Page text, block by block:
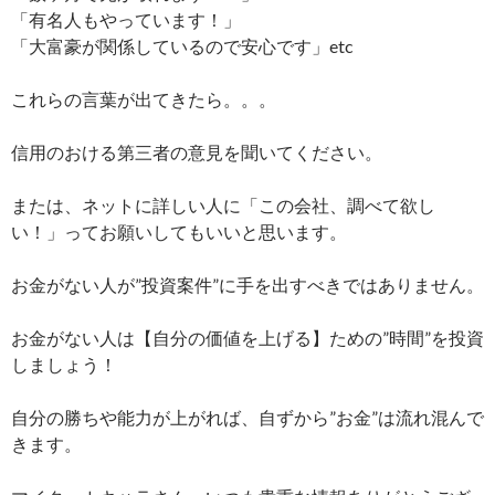
「有名人もやっています！」
「大富豪が関係しているので安心です」etc
これらの言葉が出てきたら。。。
信用のおける第三者の意見を聞いてください。
または、ネットに詳しい人に「この会社、調べて欲し
い！」ってお願いしてもいいと思います。
お金がない人が”投資案件”に手を出すべきではありません。
お金がない人は【自分の価値を上げる】ための”時間”を投資
しましょう！
自分の勝ちや能力が上がれば、自ずから”お金”は流れ混んで
きます。